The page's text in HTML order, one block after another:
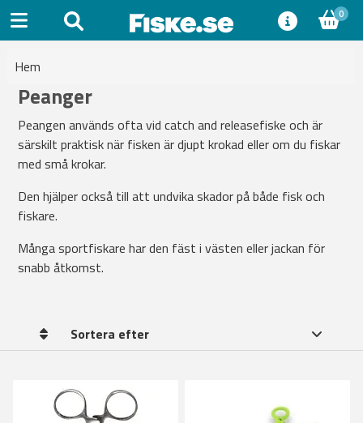
0
Hem
Peanger
Peangen används ofta vid catch and releasefiske och är
särskilt praktisk när fisken är djupt krokad eller om du fiskar
med små krokar.
Den hjälper också till att undvika skador på både fisk och
fiskare.
Många sportfiskare har den fäst i västen eller jackan för
snabb åtkomst.
Sortera efter